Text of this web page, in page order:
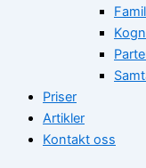
Priser
Artikler
Kontakt oss